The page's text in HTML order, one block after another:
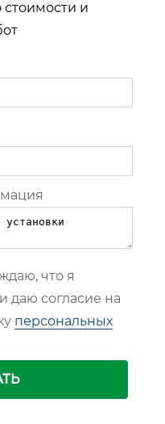
и
что я
даю согласие на
персональных